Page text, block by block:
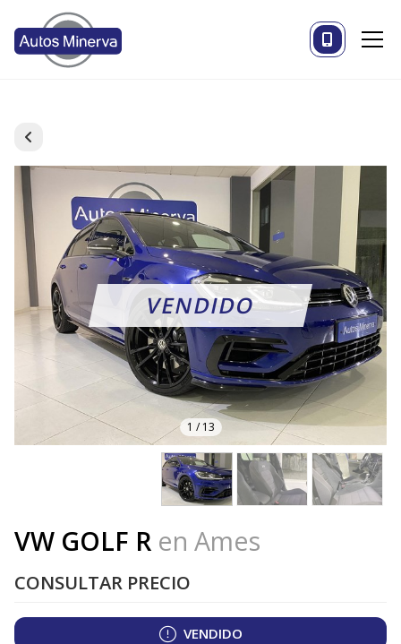
1 /13
VW GOLF R en Ames
CONSULTAR PRECIO
VENDIDO